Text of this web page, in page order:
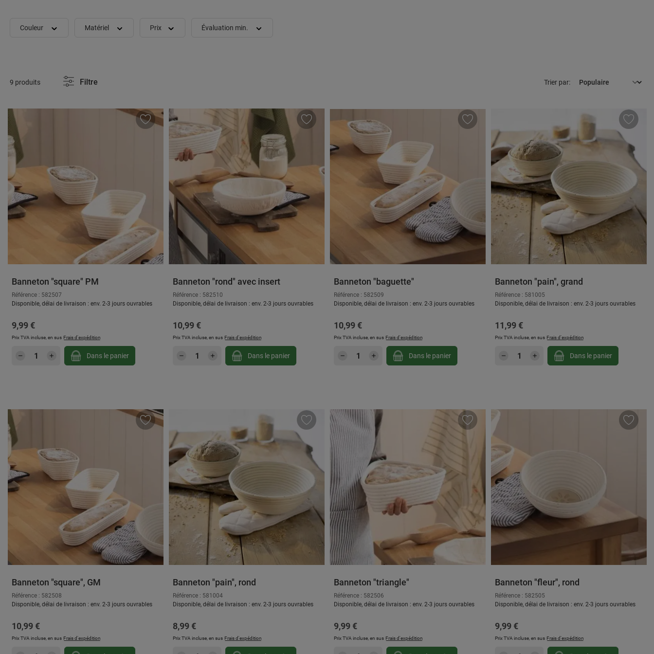
Couleur Matériel Prix Évaluation min.
9 produits Filtre Trier par:
Banneton "square" PM
Référence : 582507
Disponible, délai de livraison : env. 2-3 jours ouvrables
Prix régulier :
9,99 €
Prix TVA incluse, en sus Frais d'expédition
Quantité de produit : Entrez la quantité souhaitée ou utilisez les boutons pour augmenter ou diminuer la quantité.
Dans le panier
Banneton "rond" avec insert
Référence : 582510
Disponible, délai de livraison : env. 2-3 jours ouvrables
Prix régulier :
10,99 €
Prix TVA incluse, en sus Frais d'expédition
Quantité de produit : Entrez la quantité souhaitée ou utilisez les boutons pour augmenter ou
Dans le panier
Banneton "baguette"
Référence : 582509
Disponible, délai de livraison : env. 2-3 jours ouvrables
Prix régulier :
10,99 €
Prix TVA incluse, en sus Frais d'expédition
Quantité de produit : Entrez la quantité souhaitée ou
Dans le panier
Banneton "pain", grand
Référence : 581005
Disponible, délai de livraison : env. 2-3 jours ouvrables
Prix régulier :
11,99 €
Prix TVA incluse, en sus Frais d'expédition
Quantité de produit : Entrez
Dans le panier
Banneton "square", GM
Référence : 582508
Disponible, délai de livraison : env. 2-3 jours ouvrables
Prix régulier :
10,99 €
Prix TVA incluse, en sus Frais d'expédition
Banneton "pain", rond
Référence : 581004
Disponible, délai de livraison : env. 2-3 jours ouvrables
Prix régulier :
8,99 €
Prix TVA incluse, en sus Frais d'expédition
Banneton "triangle"
Référence : 582506
Disponible, délai de livraison : env. 2-3 jours ouvrables
Prix régulier :
9,99 €
Prix TVA incluse, en sus Frais d'expédition
Banneton "fleur", rond
Référence : 582505
Disponible, délai de livraison : env. 2-3 jours ouvrables
Prix régulier :
9,99 €
Prix TVA incluse, en sus Frais d'expédition